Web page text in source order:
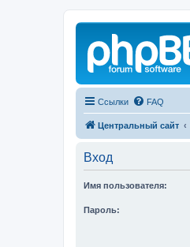
Ссылки FAQ
Центральный сайт
Вход
Имя пользователя:
Пароль: